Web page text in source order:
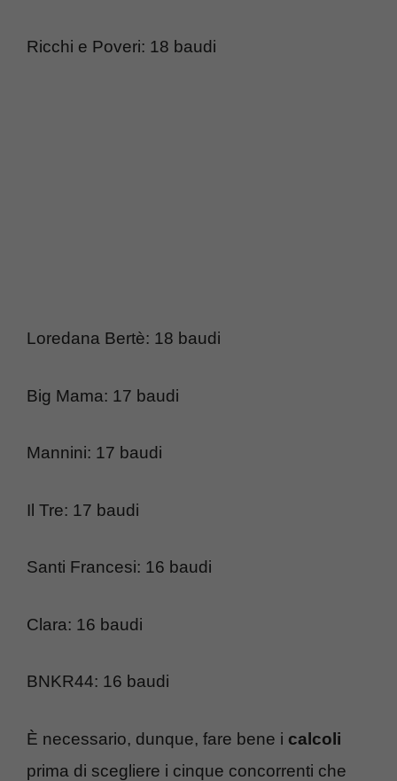
Ricchi e Poveri: 18 baudi
Loredana Bertè: 18 baudi
Big Mama: 17 baudi
Mannini: 17 baudi
Il Tre: 17 baudi
Santi Francesi: 16 baudi
Clara: 16 baudi
BNKR44: 16 baudi
È necessario, dunque, fare bene i calcoli
prima di scegliere i cinque concorrenti che